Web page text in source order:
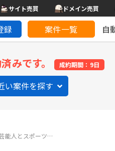
サイト売買 ドメイン売買
録 案件一覧 自
みです。 成約期間：9日
い案件を探す
能人とスポーツ…